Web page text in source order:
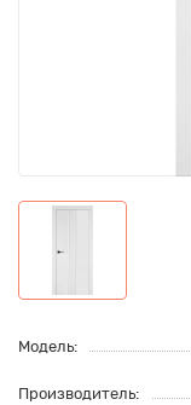
Модель:
Производитель: